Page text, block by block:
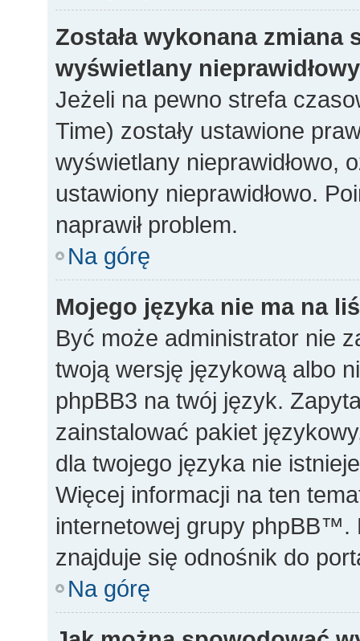
Została wykonana zmiana
wyświetlany
Jeżeli na pewno strefa
Time) zostały ustawione
wyświetlany nieprawidłowo,
ustawiony nieprawidłowo.
naprawił problem.
Na górę
Mojego języka nie ma na
Być może administrator nie
twoją wersję językową albo
phpBB3 na twój język.
zainstalować pakiet
dla twojego języka nie
Więcej informacji na ten
internetowej grupy phpBB™.
znajduje się odnośnik do
Na górę